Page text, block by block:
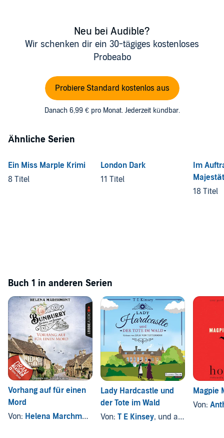
Neu bei Audible?
Wir schenken dir ein 30-tägiges kostenloses
Probeabo
Probiere Standard kostenlos aus
Danach 6,99 € pro Monat. Jederzeit kündbar.
Ähnliche Serien
Ein Miss Marple Krimi
8 Titel
London Dark
11 Titel
Im
Majestät
18 Titel
Buch 1 in anderen Serien
Vorhang auf für einen
Mord
Von: Helena Marchmont
Lady Hardcastle und
der Tote im Wald
Von: T E Kinsey, und andere
Magpie
Von: